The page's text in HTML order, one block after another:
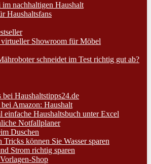
im nachhaltigen Haushalt
Haushaltsfans
Showroom für Möbel
schneidet im Test richtig gut ab?
bei Haushaltstipps24.de
bei Amazon: Haushalt
einfache Haushaltsbuch unter Excel
Notfallplaner
Duschen
Tricks können Sie Wasser sparen
Strom richtig sparen
Shop